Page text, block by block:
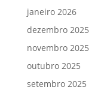
janeiro 2026
dezembro 2025
novembro 2025
outubro 2025
setembro 2025